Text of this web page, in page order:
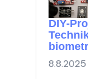
DIY-
8.8.2025